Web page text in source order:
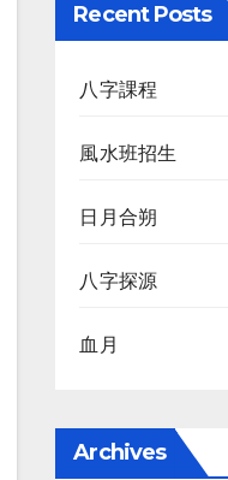
Recent Posts
八字課程
風水班招生
日月合朔
八字探源
血月
Archives